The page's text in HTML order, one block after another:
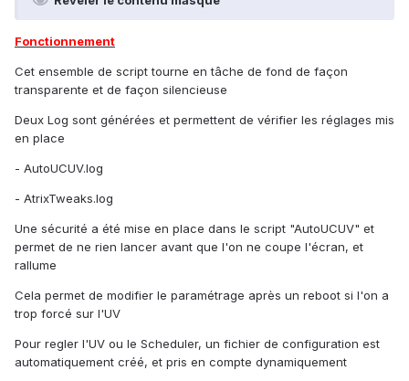
Fonctionnement
Cet ensemble de script tourne en tâche de fond de façon
transparente et de façon silencieuse
Deux Log sont générées et permettent de vérifier les réglages mis
en place
- AutoUCUV.log
- AtrixTweaks.log
Une sécurité a été mise en place dans le script "AutoUCUV" et
permet de ne rien lancer avant que l'on ne coupe l'écran, et
rallume
Cela permet de modifier le paramétrage après un reboot si l'on a
trop forcé sur l'UV
Pour regler l'UV ou le Scheduler, un fichier de configuration est
automatiquement créé, et pris en compte dynamiquement